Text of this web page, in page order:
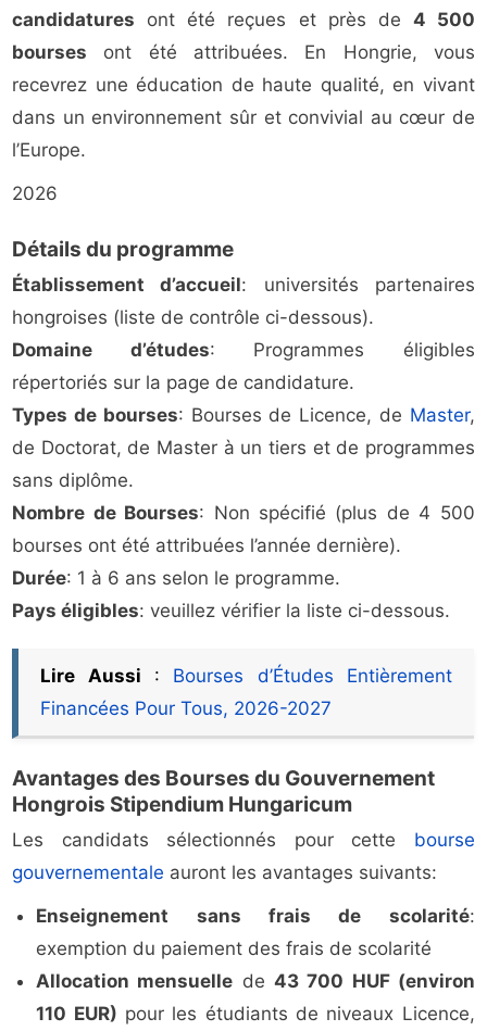
candidatures ont été reçues et près de 4 500
bourses ont été attribuées. En Hongrie, vous
recevrez une éducation de haute qualité, en vivant
dans un environnement sûr et convivial au cœur de
l’Europe.
2026
Détails du programme
Établissement d’accueil: universités partenaires
hongroises (liste de contrôle ci-dessous).
Domaine d’études: Programmes éligibles
répertoriés sur la page de candidature.
Types de bourses: Bourses de Licence, de Master,
de Doctorat, de Master à un tiers et de programmes
sans diplôme.
Nombre de Bourses: Non spécifié (plus de 4 500
bourses ont été attribuées l’année dernière).
Durée: 1 à 6 ans selon le programme.
Pays éligibles: veuillez vérifier la liste ci-dessous.
Lire Aussi : Bourses d’Études Entièrement
Financées Pour Tous, 2026-2027
Avantages des Bourses du Gouvernement
Hongrois Stipendium Hungaricum
Les candidats sélectionnés pour cette bourse
gouvernementale auront les avantages suivants:
Enseignement sans frais de scolarité:
exemption du paiement des frais de scolarité
Allocation mensuelle de43 700 HUF (environ
110 EUR) pour les étudiants de niveaux Licence,